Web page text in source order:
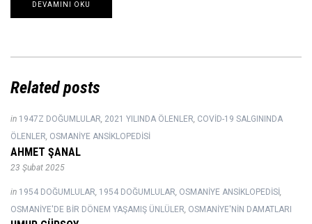
DEVAMINI OKU
Related posts
in 1947Z DOĞUMLULAR, 2021 YILINDA ÖLENLER, COVID-19 SALGININDA
ÖLENLER, OSMANIYE ANSIKLOPEDISI
AHMET ŞANAL
23 Şubat 2025
in 1954 DOĞUMLULAR, 1954 DOĞUMLULAR, OSMANIYE ANSIKLOPEDISI,
OSMANIYE'DE BIR DÖNEM YAŞAMIŞ ÜNLÜLER, OSMANIYE'NIN DAMATLARI